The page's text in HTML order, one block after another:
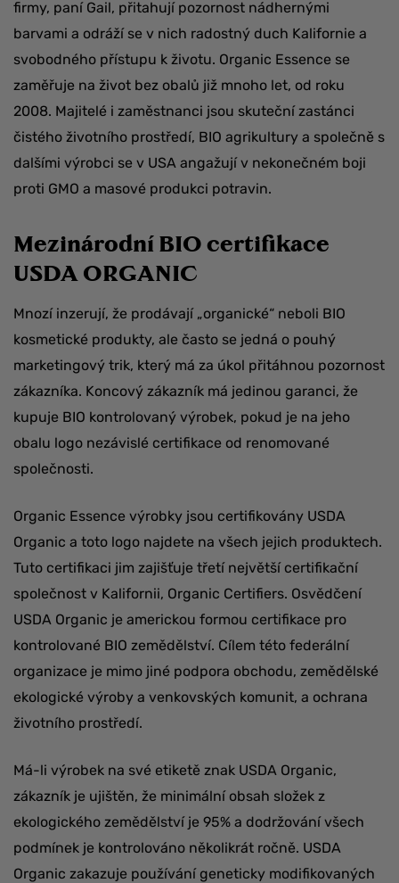
firmy, paní Gail, přitahují pozornost nádhernými
barvami a odráží se v nich radostný duch Kalifornie a
svobodného přístupu k životu. Organic Essence se
zaměřuje na život bez obalů již mnoho let, od roku
2008. Majitelé i zaměstnanci jsou skuteční zastánci
čistého životního prostředí, BIO agrikultury a společně s
dalšími výrobci se v USA angažují v nekonečném boji
proti GMO a masové produkci potravin.
Mezinárodní BIO certifikace
USDA ORGANIC
Mnozí inzerují, že prodávají „organické“ neboli BIO
kosmetické produkty, ale často se jedná o pouhý
marketingový trik, který má za úkol přitáhnou pozornost
zákazníka. Koncový zákazník má jedinou garanci, že
kupuje BIO kontrolovaný výrobek, pokud je na jeho
obalu logo nezávislé certifikace od renomované
společnosti.
Organic Essence výrobky jsou certifikovány USDA
Organic a toto logo najdete na všech jejich produktech.
Tuto certifikaci jim zajišťuje třetí největší certifikační
společnost v Kalifornii, Organic Certifiers. Osvědčení
USDA Organic je americkou formou certifikace pro
kontrolované BIO zemědělství. Cílem této federální
organizace je mimo jiné podpora obchodu, zemědělské
ekologické výroby a venkovských komunit, a ochrana
životního prostředí.
Má-li výrobek na své etiketě znak USDA Organic,
zákazník je ujištěn, že minimální obsah složek z
ekologického zemědělství je 95% a dodržování všech
podmínek je kontrolováno několikrát ročně. USDA
Organic zakazuje používání geneticky modifikovaných